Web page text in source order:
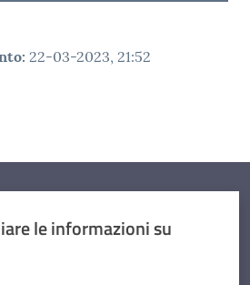
: 22-03-2023, 21:52
le informazioni su